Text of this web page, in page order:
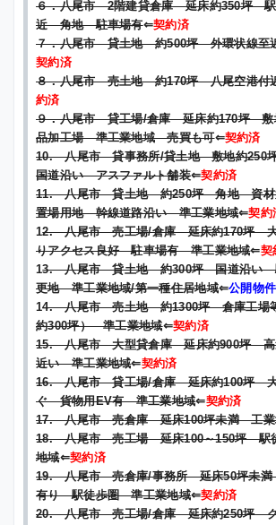
６．八尾市 2階建貸倉庫 延床約350坪
近 角地 駐車場有⇐契約済
７．八尾市 貸土地 約500坪 外環状線至
契約済
８．八尾市 売土地 約170坪 八尾空港付
約済
９．八尾市 貸工場/倉庫 延床約170坪
品加工場 準工業地域 売買も可⇐契約済
10. 八尾市 貸事務所/貸土地 敷地約
国道沿い アスファルト舗装⇐契約済
11. 八尾市 貸土地 約250坪 角地 資材
置場用地 幹線道路沿い 準工業地域⇐契約
12. 八尾市 売工場/倉庫 延床約170坪 大
りアクセス良好 駐車場有 準工業地域⇐契
13. 八尾市 貸土地 約300坪 国道沿い
更地 準工業地域/第一種住居地域⇐公開物
14. 八尾市 売土地 約1300坪 倉庫工場等
約300坪） 準工業地域⇐契約済
15. 八尾市 大型貸倉庫 延床約900坪 高
近い 準工業地域⇐契約済
16. 八尾市 貸工場/倉庫 延床約100坪 大
ぐ 貨物用EV有 準工業地域⇐契約済
17. 八尾市 売倉庫 延床100坪未満 工業
18. 八尾市 売工場 延床100～150坪 駅
地域⇐契約済
19. 八尾市 売倉庫/事務所 延床50坪未
有り 駅徒歩圏 準工業地域⇐契約済
20. 八尾市 売工場/倉庫 延床約250坪